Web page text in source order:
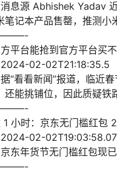
息源 Abhishek Yadav
笔记本产品售罄，推测小
平台能抢到官方平台买
2024-02-02T21:18:35.5
“看看新闻”报道，临近
还能挑铺位，因此质疑铁
1 小时：京东无门槛红
2024-02-
东年货节无门槛红包现